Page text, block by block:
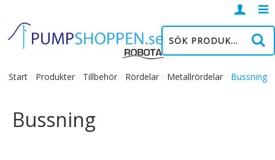
Start Produkter Tillbehör Rördelar Metallrördelar Bussning
Bussning